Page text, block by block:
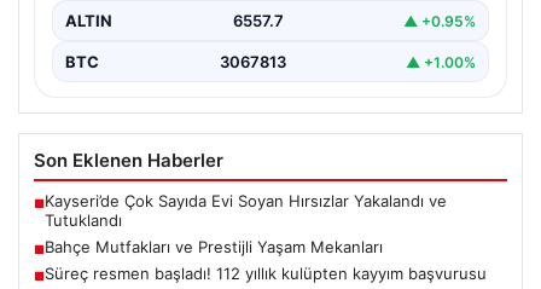
ALTIN 6557.7 ▲ +0.95%
BTC 3067813 ▲ +1.00%
Son Eklenen Haberler
■Kayseri’de Çok Sayıda Evi Soyan Hırsızlar Yakalandı ve
Tutuklandı
■Bahçe Mutfakları ve Prestijli Yaşam Mekanları
■Süreç resmen başladı! 112 yıllık kulüpten kayyım başvurusu